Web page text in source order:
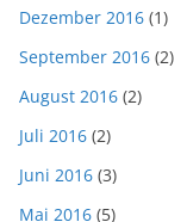
Dezember 2016 (1)
September 2016 (2)
August 2016 (2)
Juli 2016 (2)
Juni 2016 (3)
Mai 2016 (5)